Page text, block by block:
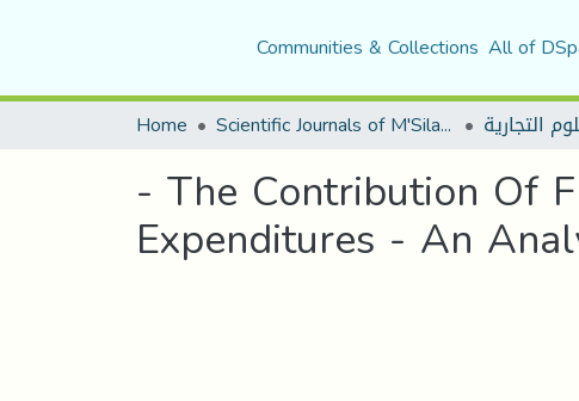
Communities & Collections All of
Home Scientific Journals of M'Sila University
- The Contribution Of
Expenditures - An